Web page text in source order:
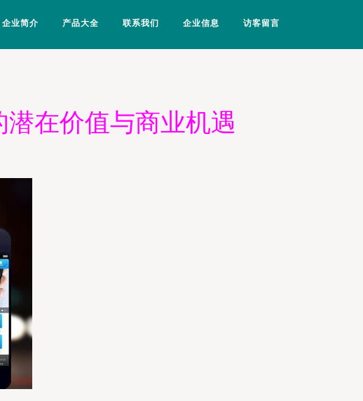
企业简介 产品大全 联系我们 企业信息 访客留言
在价值与商业机遇